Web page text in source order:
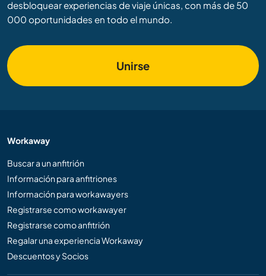
desbloquear experiencias de viaje únicas, con más de 50
000 oportunidades en todo el mundo.
Unirse
Workaway
Buscar a un anfitrión
Información para anfitriones
Información para workawayers
Registrarse como workawayer
Registrarse como anfitrión
Regalar una experiencia Workaway
Descuentos y Socios